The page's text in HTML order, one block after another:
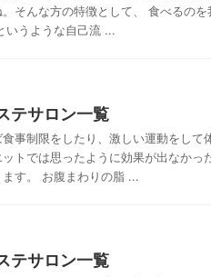
そんな方の特徴として、 食べるの
いうような自己流 ...
テサロン一覧
事制限をしたり、激しい運動をして
トでは思ったように効果が出なかっ
す。 お腹まわりの脂 ...
テサロン一覧